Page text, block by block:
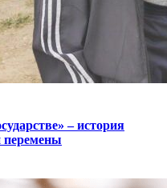
– история
перемены